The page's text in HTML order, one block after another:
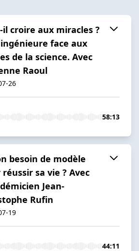
il croire aux miracles ?
face aux
de la science. Avec
Raoul
26
58:13
besoin de modèle
sa vie ? Avec
Jean-
Rufin
19
44:11